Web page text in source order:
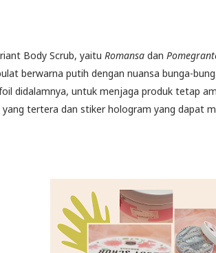
Body Scrub, yaitu Romansa dan
berwarna putih dengan nuansa bunga-
didalamnya, untuk menjaga produk tetap
yang tertera dan stiker hologram yang dapat